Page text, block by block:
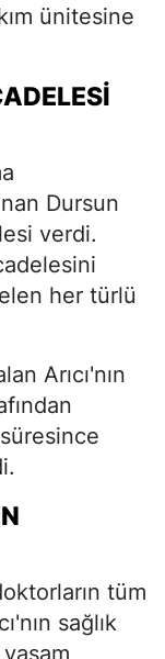
ünitesine
Dursun
verdi.
her türlü
Arıcı'nın
tüm
sağlık